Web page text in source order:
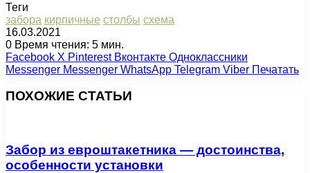
Теги
забора кирпичные столбы схема
16.03.2021
0 Время чтения: 5 мин.
Facebook X Pinterest Вконтакте Одноклассники
Messenger Messenger WhatsApp Telegram Viber Печатать
ПОХОЖИЕ СТАТЬИ
Забор из евроштакетника — достоинства,
особенности установки